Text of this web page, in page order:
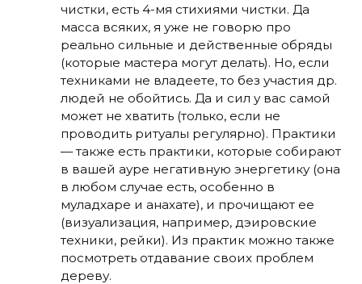
чистки, есть 4-мя стихиями чистки. Да
масса всяких, я уже не говорю про
реально сильные и действенные обряды
(которые мастера могут делать). Но, если
техниками не владеете, то без участия др.
людей не обойтись. Да и сил у вас самой
может не хватить (только, если не
проводить ритуалы регулярно). Практики
— также есть практики, которые собирают
в вашей ауре негативную энергетику (она
в любом случае есть, особенно в
муладхаре и анахате), и прочищают ее
(визуализация, например, дэировские
техники, рейки). Из практик можно также
посмотреть отдавание своих проблем
дереву.